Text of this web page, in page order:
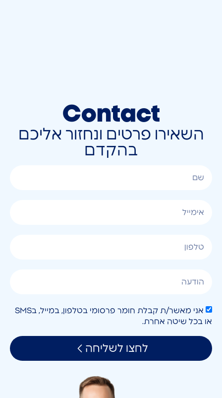
Contact
השאירו פרטים ונחזור אליכם
בהקדם
אני מאשר/ת קבלת חומר פרסומי בטלפון, במייל, בSMS
או בכל שיטה אחרת.
לחצו לשליחה